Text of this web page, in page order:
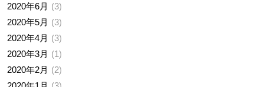
2020年6月
3
2020年5月
3
2020年4月
3
2020年3月
1
2020年2月
2